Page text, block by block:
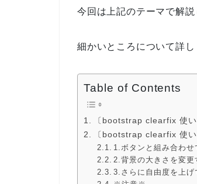
今回は上記のテーマで解説
細かいところについて詳
Table of Contents
〔bootstrap clearfix 使
〔bootstrap clearfix 使い
1.ボタンと組み合わせ
2.背景の大きさを変更
3.さらに自由度を上げ